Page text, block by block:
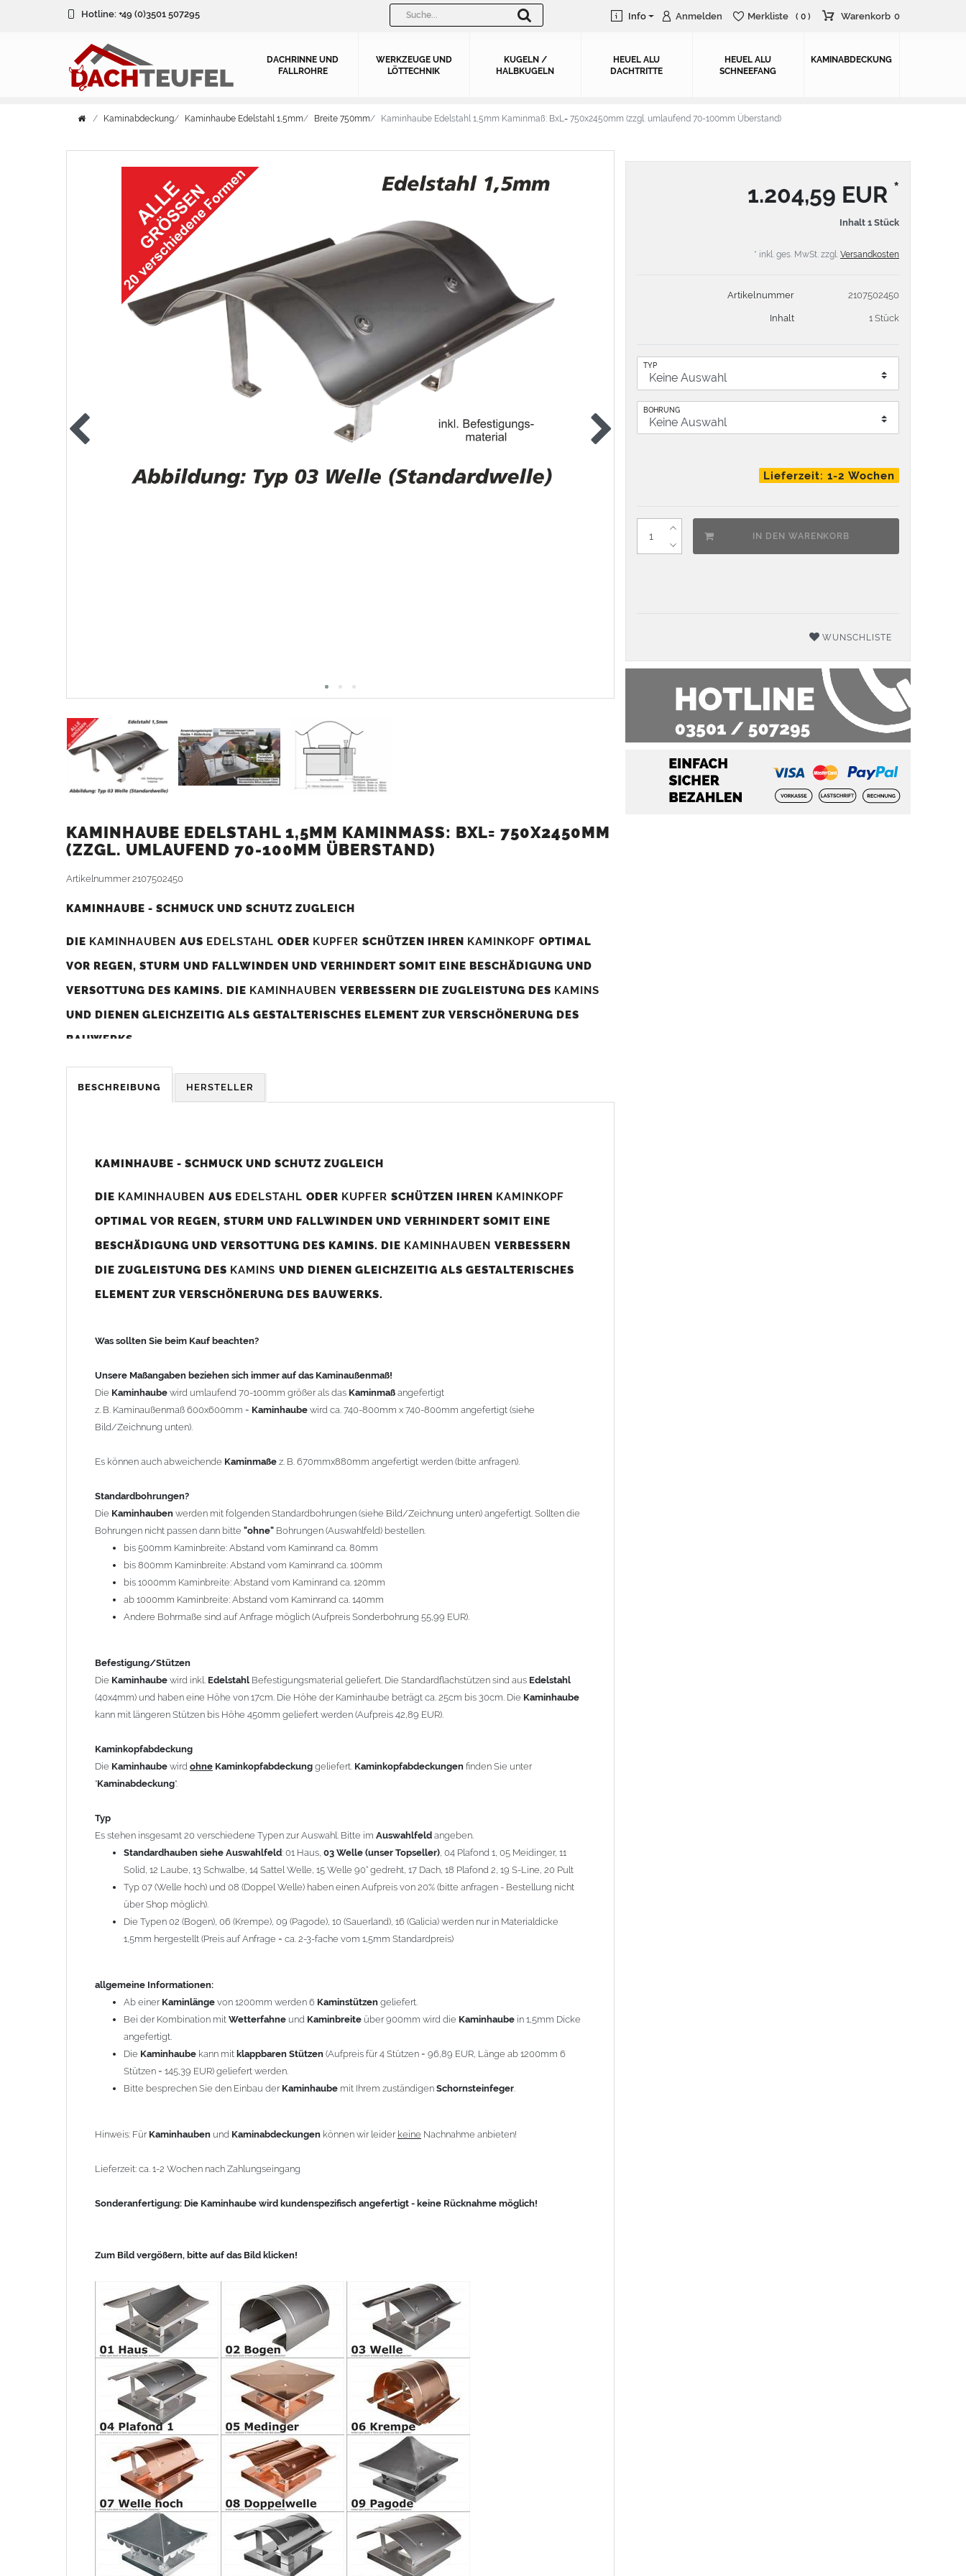
Hotline: +49 (0)3501 507295 Info Anmelden Merkliste ( 0 ) Warenkorb 0
DACHRINNE UND
FALLROHRE
WERKZEUGE UND
LÖTTECHNIK
KUGELN /
HALBKUGELN
HEUEL ALU
DACHTRITTE
HEUEL ALU
SCHNEEFANG
KAMINABDECKUNG
Kaminabdeckung Kaminhaube Edelstahl 1,5mm Breite 750mm Kaminhaube Edelstahl 1,5mm Kaminmaß: BxL= 750x2450mm (zzgl. umlaufend 70-100mm Überstand)
1.204,59 EUR *
Inhalt 1 Stück
* inkl. ges. MwSt. zzgl. Versandkosten
Artikelnummer 2107502450
Inhalt 1 Stück
TYP
BOHRUNG
Lieferzeit: 1-2 Wochen
IN DEN WARENKORB
WUNSCHLISTE
KAMINHAUBE EDELSTAHL 1,5MM KAMINMASS: BXL= 750X2450MM (
ZZGL. UMLAUFEND 70-100MM ÜBERSTAND)
Artikelnummer2107502450
KAMINHAUBE - SCHMUCK UND SCHUTZ ZUGLEICH
DIE KAMINHAUBEN AUS EDELSTAHL ODER KUPFER SCHÜTZEN IHREN KAMINKOPF OPTIMAL
VOR REGEN, STURM UND FALLWINDEN UND VERHINDERT SOMIT EINE BESCHÄDIGUNG UND
VERSOTTUNG DES KAMINS. DIE KAMINHAUBEN VERBESSERN DIE ZUGLEISTUNG DES KAMINS
UND DIENEN GLEICHZEITIG ALS GESTALTERISCHES ELEMENT ZUR VERSCHÖNERUNG DES
BAUWERKS.
Was sollten Sie beim Kauf beachten?
Standardbohrungen?
Bohrungen nicht passen dann bitte"ohne"Bohrungen (Auswahlfeld) bestellen.
bis 500mm Kaminbreite: Abstand vom Kaminrand ca. 80mm
ab 1000mm Kaminbreite: Abstand vom Kaminrand ca. 140mm
Befestigung/Stützen
Kaminhaubewird inkl.Edelstahl
kann mit längeren Stützen bis Höhe 450mm geliefert werden (Aufpreis 42,89 EUR).
Kaminkopfabdeckung
Kaminhaubewirdohne Kaminkopfabdeckunggeliefert.Kaminkopfabdeckungenfinden Sie unter
Kaminabdeckung".
Es stehen insgesamt 20 verschiedene Typen zur Auswahl. Bitte imAuswahlfeld
Standardhauben siehe Auswahlfeld: 01 Haus,03 Welle (unser Topseller)
12 Laube, 13 Schwalbe, 14 Sattel Welle, 15 Welle 90° gedreht, 17 Dach, 18 Plafond 2, 19 S-Line, 20 Pult
Die Typen 02 (Bogen), 06 (Krempe), 09 (Pagode), 10 (Sauerland), 16 (Galicia) werden nur in Materialdicke 1,5mm
hergestellt (Preis auf Anfrage = ca. 2-3-fache vom 1,5mm Standardpreis)
Ab einerKaminlänge
Bei der Kombination mitWetterfahneundKaminbreite über 900mm wird dieKaminhaubein 1,5mm Dicke
angefertigt.
= 145,39 EUR) geliefert werden.
Bitte besprechen Sie den Einbau derKaminhaubemit Ihrem zuständigenSchornsteinfeger
Zum Bild vergößern, bitte auf das Bild klicken!
BESCHREIBUNG HERSTELLER
KAMINHAUBE - SCHMUCK UND SCHUTZ ZUGLEICH
DIE KAMINHAUBEN AUS EDELSTAHL ODER KUPFER SCHÜTZEN IHREN KAMINKOPF
OPTIMAL VOR REGEN, STURM UND FALLWINDEN UND VERHINDERT SOMIT EINE
BESCHÄDIGUNG UND VERSOTTUNG DES KAMINS. DIE KAMINHAUBEN VERBESSERN
DIE ZUGLEISTUNG DES KAMINS UND DIENEN GLEICHZEITIG ALS GESTALTERISCHES
ELEMENT ZUR VERSCHÖNERUNG DES BAUWERKS.
Was sollten Sie beim Kauf beachten?
Unsere Maßangaben beziehen sich immer auf das Kaminaußenmaß!
Die Kaminhaube wird umlaufend 70-100mm größer als das Kaminmaß angefertigt
z. B. Kaminaußenmaß 600x600mm = Kaminhaube wird ca. 740-800mm x 740-800mm angefertigt (siehe
Bild/Zeichnung unten).
Es können auch abweichende Kaminmaße z. B. 670mmx880mm angefertigt werden (bitte anfragen).
Standardbohrungen?
Die Kaminhauben werden mit folgenden Standardbohrungen (siehe Bild/Zeichnung unten) angefertigt. Sollten die
Bohrungen nicht passen dann bitte "ohne" Bohrungen (Auswahlfeld) bestellen.
bis 500mm Kaminbreite: Abstand vom Kaminrand ca. 80mm
bis 800mm Kaminbreite: Abstand vom Kaminrand ca. 100mm
bis 1000mm Kaminbreite: Abstand vom Kaminrand ca. 120mm
ab 1000mm Kaminbreite: Abstand vom Kaminrand ca. 140mm
Andere Bohrmaße sind auf Anfrage möglich (Aufpreis Sonderbohrung 55,99 EUR).
Befestigung/Stützen
Die Kaminhaube wird inkl. Edelstahl Befestigungsmaterial geliefert. Die Standardflachstützen sind aus Edelstahl
(40x4mm) und haben eine Höhe von 17cm. Die Höhe der Kaminhaube beträgt ca. 25cm bis 30cm. Die Kaminhaube
kann mit längeren Stützen bis Höhe 450mm geliefert werden (Aufpreis 42,89 EUR).
Kaminkopfabdeckung
Die Kaminhaube wird ohne Kaminkopfabdeckung geliefert. Kaminkopfabdeckungen finden Sie unter
"Kaminabdeckung".
Typ
Es stehen insgesamt 20 verschiedene Typen zur Auswahl. Bitte im Auswahlfeld angeben.
Standardhauben siehe Auswahlfeld: 01 Haus, 03 Welle (unser Topseller) , 04 Plafond 1, 05 Meidinger, 11
Solid, 12 Laube, 13 Schwalbe, 14 Sattel Welle, 15 Welle 90° gedreht, 17 Dach, 18 Plafond 2, 19 S-Line, 20 Pult
Typ 07 (Welle hoch) und 08 (Doppel Welle) haben einen Aufpreis von 20% (bitte anfragen - Bestellung nicht
über Shop möglich).
Die Typen 02 (Bogen), 06 (Krempe), 09 (Pagode), 10 (Sauerland), 16 (Galicia) werden nur in Materialdicke
1,5mm hergestellt (Preis auf Anfrage = ca. 2-3-fache vom 1,5mm Standardpreis)
allgemeine Informationen:
Ab einer Kaminlänge von 1200mm werden 6 Kaminstützen geliefert.
Bei der Kombination mit Wetterfahne und Kaminbreite über 900mm wird die Kaminhaube in 1,5mm Dicke
angefertigt.
Die Kaminhaube kann mit klappbaren Stützen (Aufpreis für 4 Stützen = 96,89 EUR, Länge ab 1200mm 6
Stützen = 145,39 EUR) geliefert werden.
Bitte besprechen Sie den Einbau der Kaminhaube mit Ihrem zuständigen Schornsteinfeger
Hinweis: Für Kaminhauben und Kaminabdeckungen können wir leider keine Nachnahme anbieten!
Lieferzeit: ca. 1-2 Wochen nach Zahlungseingang
Sonderanfertigung: Die Kaminhaube wird kundenspezifisch angefertigt - keine Rücknahme möglich!
Zum Bild vergößern, bitte auf das Bild klicken!